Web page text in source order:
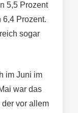
5,5 Prozent
6,4 Prozent.
sogar
im Juni im
war das
vor allem